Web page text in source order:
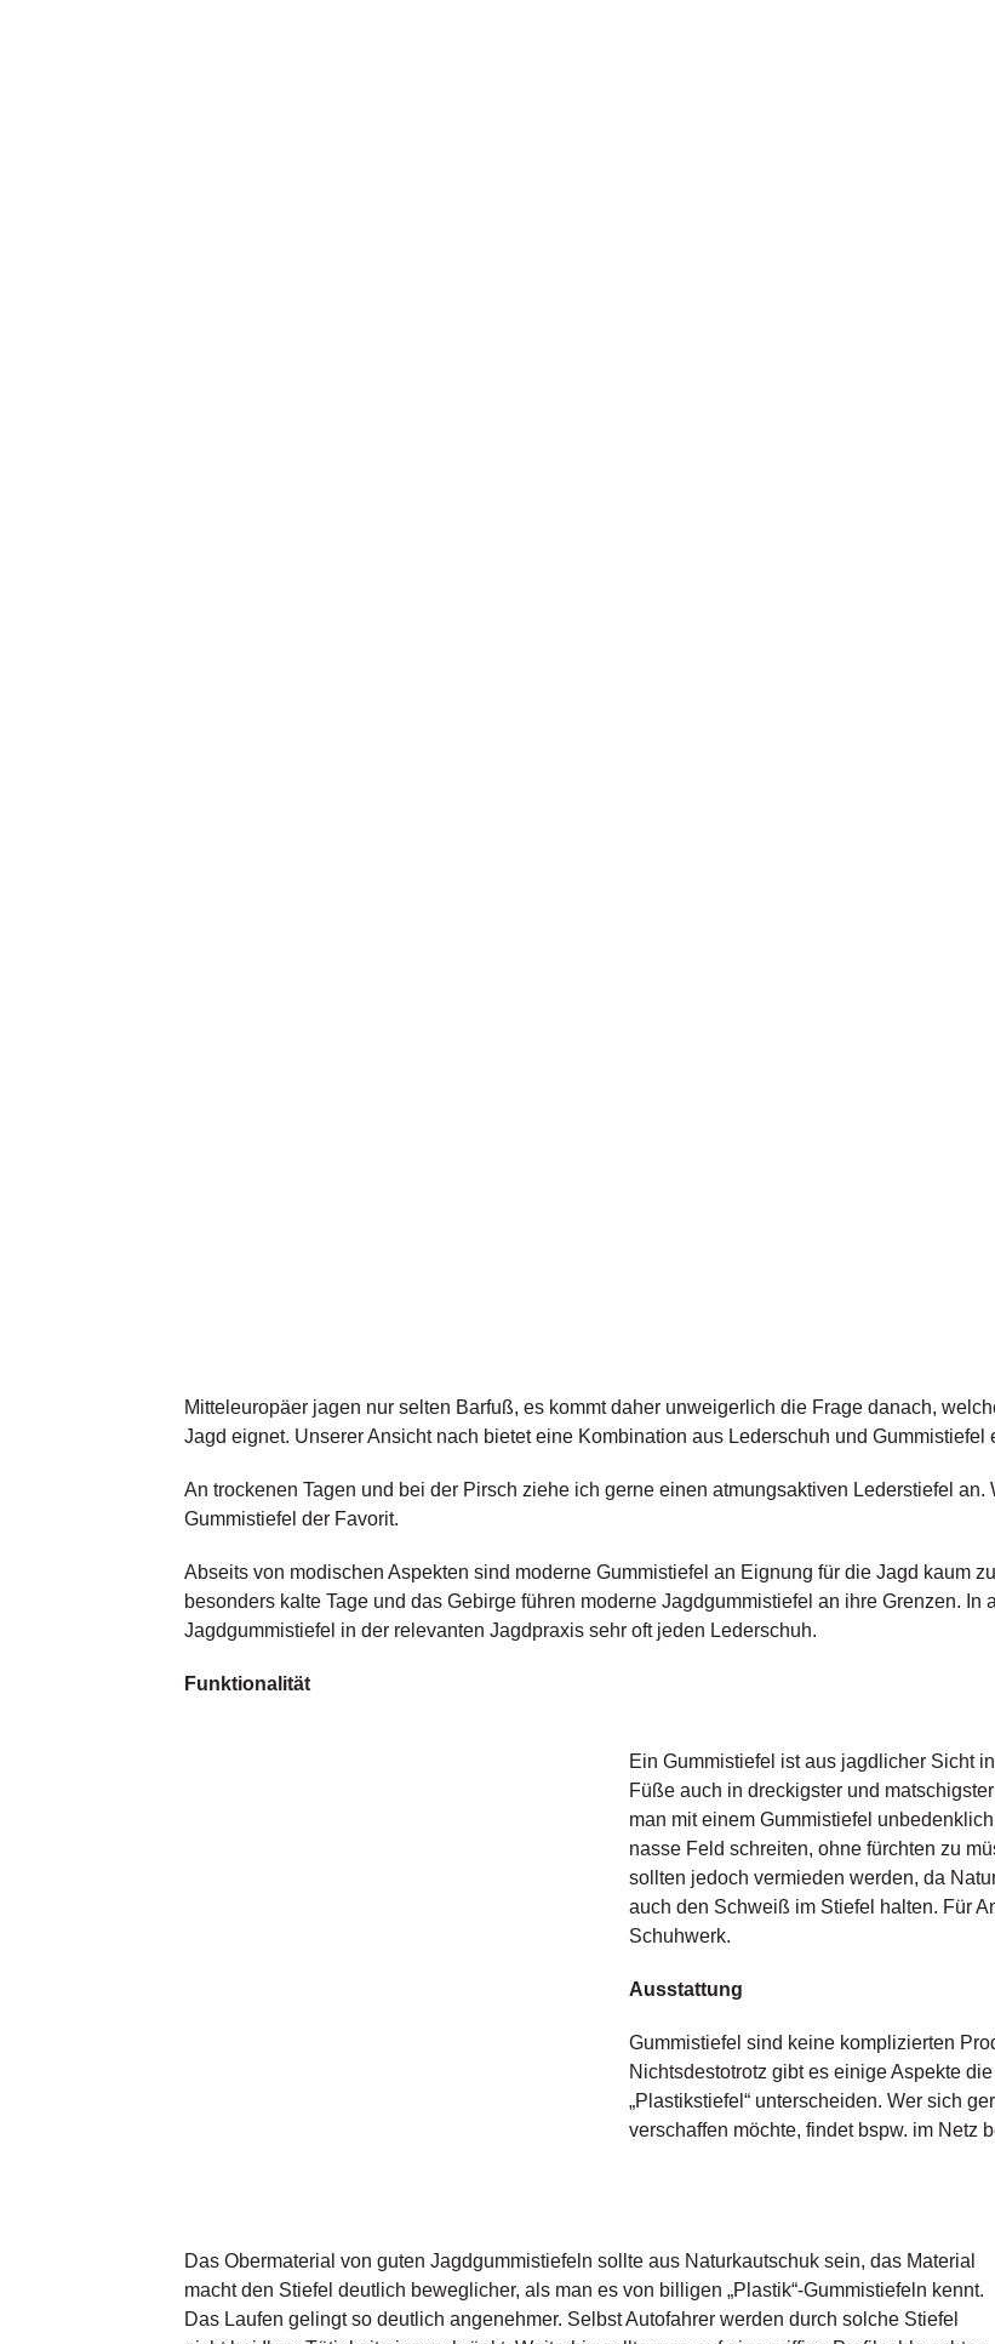
Mitteleuropäer jagen nur selten Barfuß, es kommt daher unweigerlich die Frage danach,
Jagd eignet. Unserer Ansicht nach bietet eine Kombination aus Lederschuh und
An trockenen Tagen und bei der Pirsch ziehe ich gerne einen atmungsaktiven Lederstiefel
Gummistiefel der Favorit.
Abseits von modischen Aspekten sind moderne Gummistiefel an Eignung für die Jagd kaum
besonders kalte Tage und das Gebirge führen moderne Jagdgummistiefel an ihre Grenzen.
Jagdgummistiefel in der relevanten Jagdpraxis sehr oft jeden Lederschuh.
Funktionalität
Ein Gummistiefel ist aus jagdlicher Sicht
Füße auch in dreckigster und
man mit einem Gummistiefel
nasse Feld schreiten, ohne fürchten zu
sollten jedoch vermieden werden, da
auch den Schweiß im Stiefel halten. Für
Schuhwerk.
Ausstattung
Gummistiefel sind keine komplizierten
Nichtsdestotrotz gibt es einige Aspekte
„Plastikstiefel“ unterscheiden. Wer sich
verschaffen möchte, findet bspw. im Netz
Das Obermaterial von guten Jagdgummistiefeln sollte aus Naturkautschuk sein, das Material
macht den Stiefel deutlich beweglicher, als man es von billigen „Plastik“-Gummistiefeln kennt.
Das Laufen gelingt so deutlich angenehmer. Selbst Autofahrer werden durch solche Stiefel